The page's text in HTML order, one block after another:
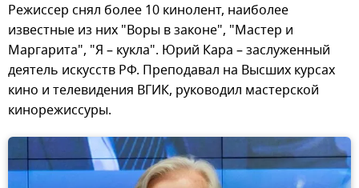
Режиссер снял более 10 кинолент, наиболее
известные из них "Воры в законе", "Мастер и
Маргарита", "Я – кукла". Юрий Кара – заслуженный
деятель искусств РФ. Преподавал на Высших курсах
кино и телевидения ВГИК, руководил мастерской
кинорежиссуры.